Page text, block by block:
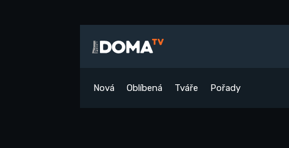
Nová Oblíbená Tváře Pořady